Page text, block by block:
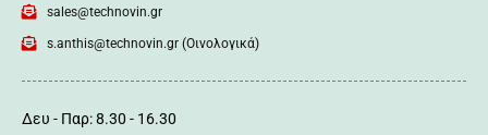
sales@technovin.gr
s.anthis@technovin.gr (Οινολογικά)
Δευ - Παρ: 8.30 - 16.30